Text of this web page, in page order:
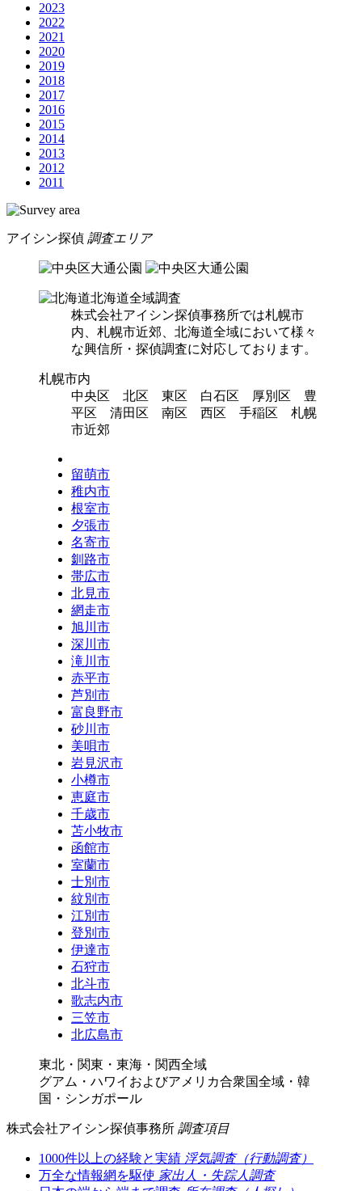
2023
2022
2021
2020
2019
2018
2017
2016
2015
2014
2013
2012
2011
アイシン探偵 調査エリア
北海道全域調査
株式会社アイシン探偵事務所では札幌市
内、札幌市近郊、北海道全域において様々
な興信所・探偵調査に対応しております。
札幌市内
中央区 北区 東区 白石区 厚別区 豊
平区 清田区 南区 西区 手稲区 札幌
市近郊
留萌市
稚内市
根室市
夕張市
名寄市
釧路市
帯広市
北見市
網走市
旭川市
深川市
滝川市
赤平市
芦別市
富良野市
砂川市
美唄市
岩見沢市
小樽市
恵庭市
千歳市
苫小牧市
函館市
室蘭市
士別市
紋別市
江別市
登別市
伊達市
石狩市
北斗市
歌志内市
三笠市
北広島市
東北・関東・東海・関西全域
グアム・ハワイおよびアメリカ合衆国全域・韓
国・シンガポール
株式会社アイシン探偵事務所 調査項目
1000件以上の経験と実績 浮気調査（行動調査）
万全な情報網を駆使 家出人・失踪人調査